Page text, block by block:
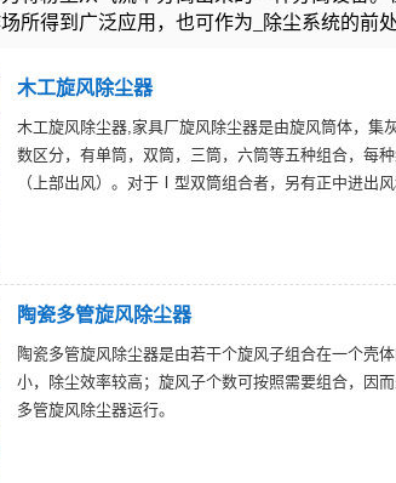
所得到广泛应用，也可作为_除尘系统的前处
木工旋风除尘器
木工旋风除尘器,家具厂旋风除尘器是由旋风筒体，集
数区分，有单筒，双筒，三筒，六筒等五种组合，
（上部出风）。对于Ⅰ型双筒组合者，另有正中进出
陶瓷多管旋风除尘器
陶瓷多管旋风除尘器是由若干个旋风子组合在一个壳
小，除尘效率较高；旋风子个数可按照需要组合，因
多管旋风除尘器运行。